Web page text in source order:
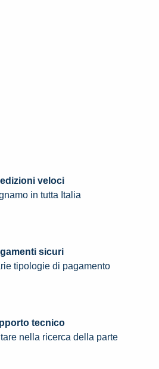
veloci
in tutta Italia
sicuri
tipologie di pagamento
tecnico
nella ricerca della parte